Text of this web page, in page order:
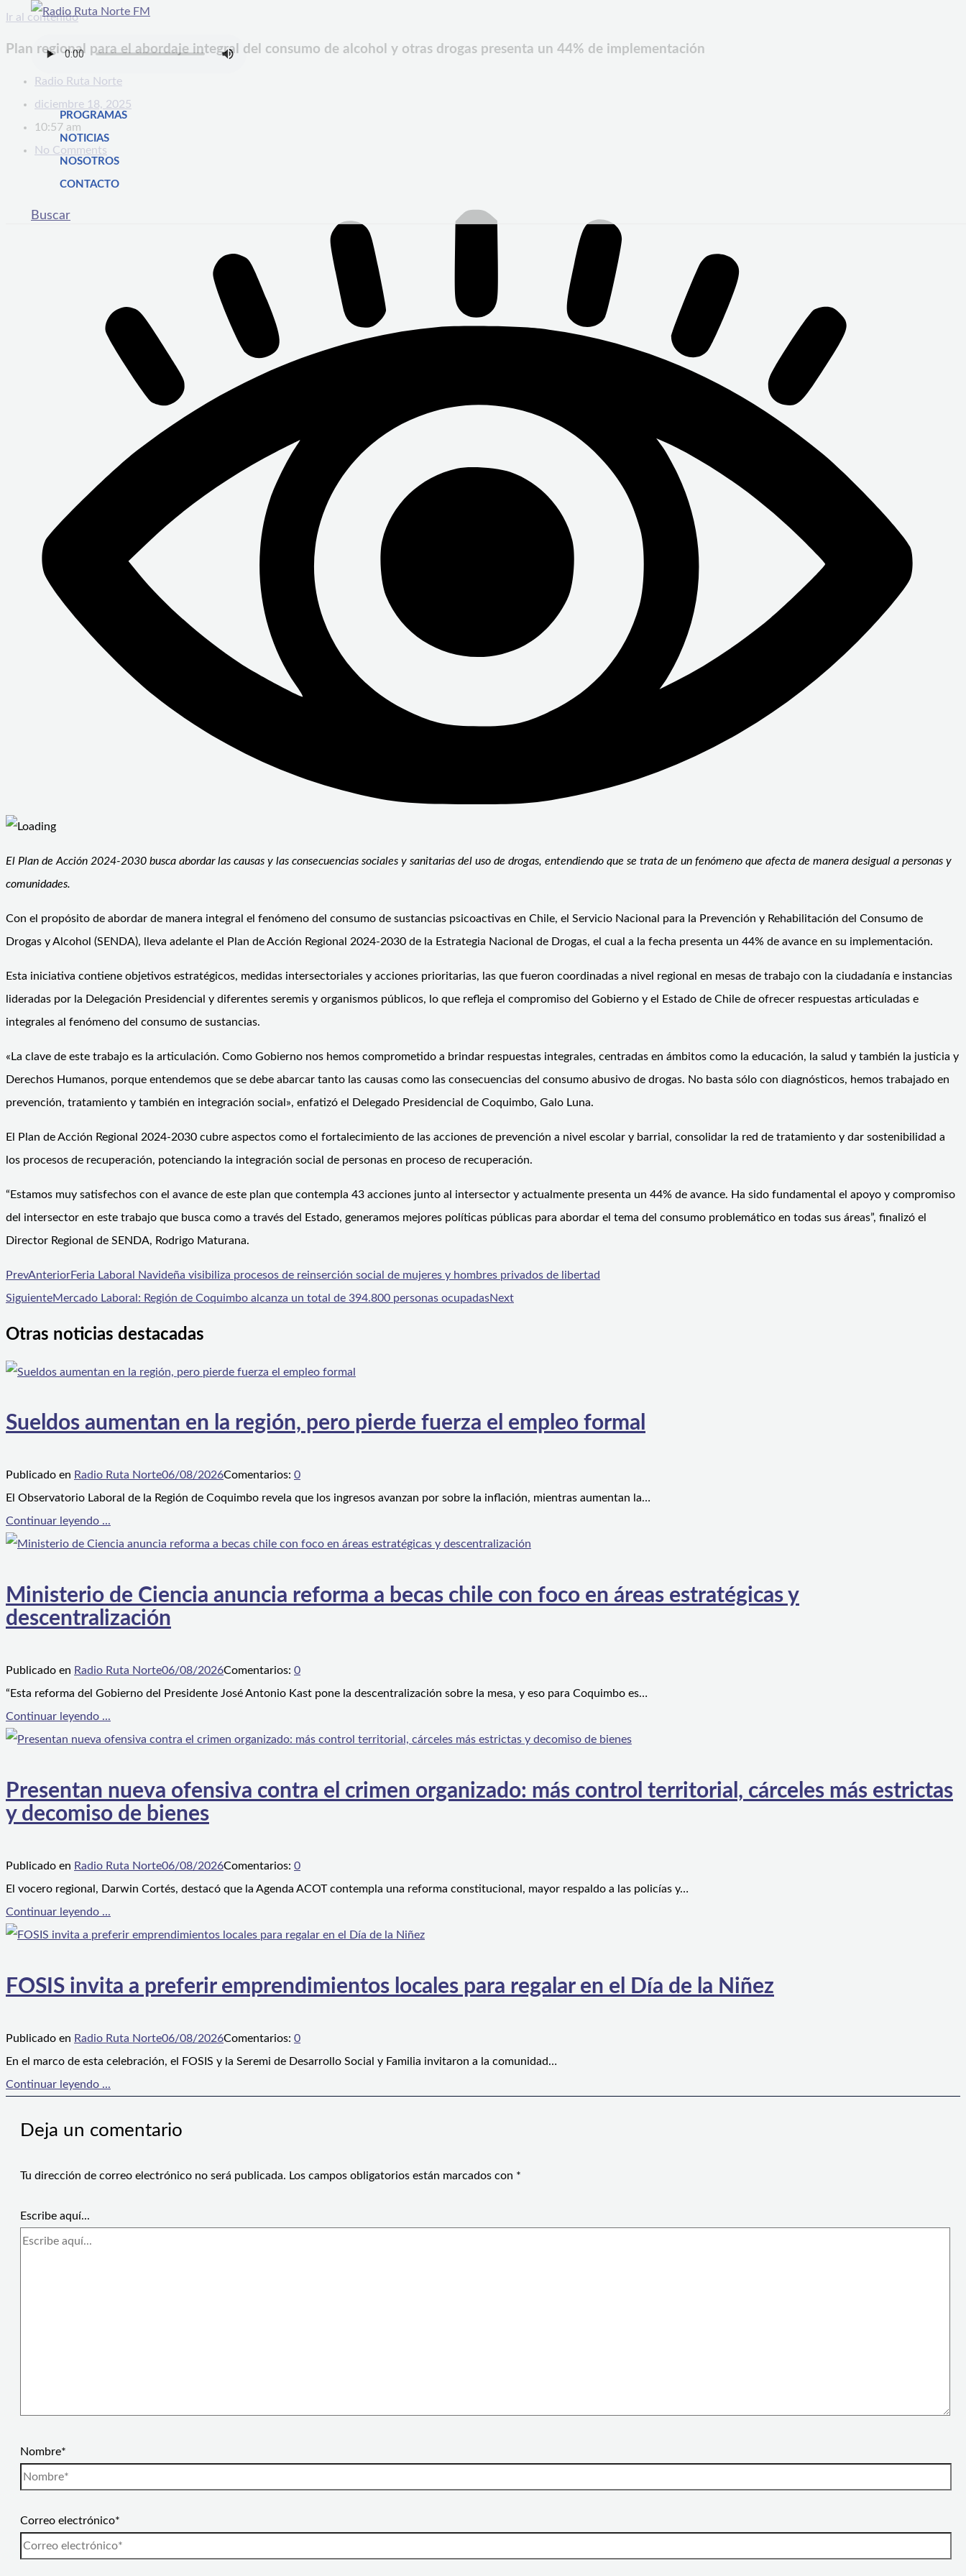
Ir al contenido
PROGRAMAS
NOTICIAS
NOSOTROS
CONTACTO
Buscar
Plan regional para el abordaje integral del consumo de alcohol y otras drogas presenta un 44% de implementación
Radio Ruta Norte
diciembre 18, 2025
10:57 am
No Comments
El Plan de Acción 2024-2030 busca abordar las causas y las consecuencias sociales y sanitarias del uso de drogas, entendiendo que se trata de un fenómeno que afecta de manera desigual a personas y
comunidades.
Con el propósito de abordar de manera integral el fenómeno del consumo de sustancias psicoactivas en Chile, el Servicio Nacional para la Prevención y Rehabilitación del Consumo de
Drogas y Alcohol (SENDA), lleva adelante el Plan de Acción Regional 2024-2030 de la Estrategia Nacional de Drogas, el cual a la fecha presenta un 44% de avance en su implementación.
Esta iniciativa contiene objetivos estratégicos, medidas intersectoriales y acciones prioritarias, las que fueron coordinadas a nivel regional en mesas de trabajo con la ciudadanía e instancias
lideradas por la Delegación Presidencial y diferentes seremis y organismos públicos, lo que refleja el compromiso del Gobierno y el Estado de Chile de ofrecer respuestas articuladas e
integrales al fenómeno del consumo de sustancias.
«La clave de este trabajo es la articulación. Como Gobierno nos hemos comprometido a brindar respuestas integrales, centradas en ámbitos como la educación, la salud y también la justicia y
Derechos Humanos, porque entendemos que se debe abarcar tanto las causas como las consecuencias del consumo abusivo de drogas. No basta sólo con diagnósticos, hemos trabajado en
prevención, tratamiento y también en integración social», enfatizó el Delegado Presidencial de Coquimbo, Galo Luna.
El Plan de Acción Regional 2024-2030 cubre aspectos como el fortalecimiento de las acciones de prevención a nivel escolar y barrial, consolidar la red de tratamiento y dar sostenibilidad a
los procesos de recuperación, potenciando la integración social de personas en proceso de recuperación.
“Estamos muy satisfechos con el avance de este plan que contempla 43 acciones junto al intersector y actualmente presenta un 44% de avance. Ha sido fundamental el apoyo y compromiso
del intersector en este trabajo que busca como a través del Estado, generamos mejores políticas públicas para abordar el tema del consumo problemático en todas sus áreas”, finalizó el
Director Regional de SENDA, Rodrigo Maturana.
PrevAnteriorFeria Laboral Navideña visibiliza procesos de reinserción social de mujeres y hombres privados de libertad
SiguienteMercado Laboral: Región de Coquimbo alcanza un total de 394.800 personas ocupadasNext
Otras noticias destacadas
Sueldos aumentan en la región, pero pierde fuerza el empleo formal
Publicado en Radio Ruta Norte06/08/2026Comentarios: 0
El Observatorio Laboral de la Región de Coquimbo revela que los ingresos avanzan por sobre la inflación, mientras aumentan la…
Continuar leyendo ...
Ministerio de Ciencia anuncia reforma a becas chile con foco en áreas estratégicas y
descentralización
Publicado en Radio Ruta Norte06/08/2026Comentarios: 0
“Esta reforma del Gobierno del Presidente José Antonio Kast pone la descentralización sobre la mesa, y eso para Coquimbo es…
Continuar leyendo ...
Presentan nueva ofensiva contra el crimen organizado: más control territorial, cárceles más estrictas
y decomiso de bienes
Publicado en Radio Ruta Norte06/08/2026Comentarios: 0
El vocero regional, Darwin Cortés, destacó que la Agenda ACOT contempla una reforma constitucional, mayor respaldo a las policías y…
Continuar leyendo ...
FOSIS invita a preferir emprendimientos locales para regalar en el Día de la Niñez
Publicado en Radio Ruta Norte06/08/2026Comentarios: 0
En el marco de esta celebración, el FOSIS y la Seremi de Desarrollo Social y Familia invitaron a la comunidad…
Continuar leyendo ...
Deja un comentario
Tu dirección de correo electrónico no será publicada. Los campos obligatorios están marcados con *
Escribe aquí...
Nombre*
Correo electrónico*